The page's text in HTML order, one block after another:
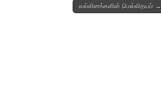
வல்லினங்களின் மெல்லிதயம் →